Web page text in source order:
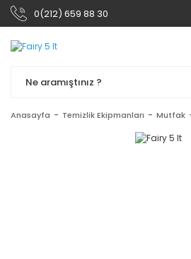
0(212) 659 88 30
Anasayfa Temizlik Ekipmanları Mutfak